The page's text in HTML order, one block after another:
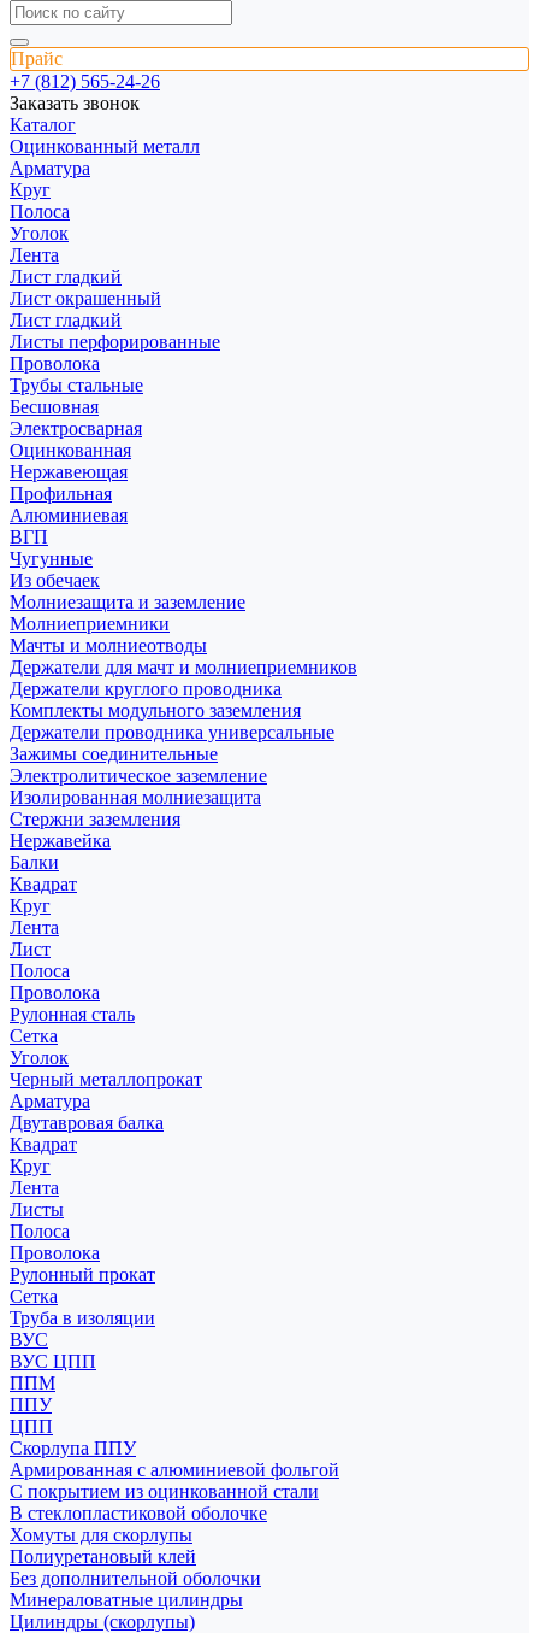
Прайс
+7 (812) 565-24-26
Заказать звонок
Каталог
Оцинкованный металл
Арматура
Круг
Полоса
Уголок
Лента
Лист гладкий
Лист окрашенный
Лист гладкий
Листы перфорированные
Проволока
Трубы стальные
Бесшовная
Электросварная
Оцинкованная
Нержавеющая
Профильная
Алюминиевая
ВГП
Чугунные
Из обечаек
Молниезащита и заземление
Молниеприемники
Мачты и молниеотводы
Держатели для мачт и молниеприемников
Держатели круглого проводника
Комплекты модульного заземления
Держатели проводника универсальные
Зажимы соединительные
Электролитическое заземление
Изолированная молниезащита
Стержни заземления
Нержавейка
Балки
Квадрат
Круг
Лента
Лист
Полоса
Проволока
Рулонная сталь
Сетка
Уголок
Черный металлопрокат
Арматура
Двутавровая балка
Квадрат
Круг
Лента
Листы
Полоса
Проволока
Рулонный прокат
Сетка
Труба в изоляции
ВУС
ВУС ЦПП
ППМ
ППУ
ЦПП
Скорлупа ППУ
Армированная с алюминиевой фольгой
С покрытием из оцинкованной стали
В стеклопластиковой оболочке
Хомуты для скорлупы
Полиуретановый клей
Без дополнительной оболочки
Минераловатные цилиндры
Цилиндры (скорлупы)